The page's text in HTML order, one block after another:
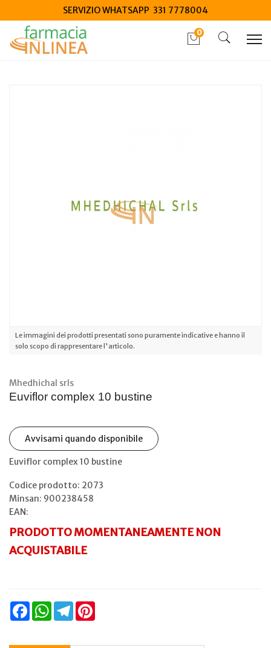
SERVIZIO WHATSAPP 331 7778004
0
Le immagini dei prodotti presentati sono puramente indicative e hanno il
solo scopo di rappresentare l'articolo.
Mhedhichal srls
Euviflor complex 10 bustine
Avvisami quando disponibile
Euviflor complex 10 bustine
Codice prodotto: 2073
Minsan: 900238458
EAN:
PRODOTTO MOMENTANEAMENTE NON
ACQUISTABILE
FacebookWhatsAppTelegram